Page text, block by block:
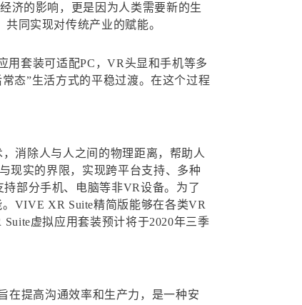
济的影响，更是因为人类需要新的生
同实现对传统产业的赋能。
用套装可适配PC，VR头显和手机等多
态”生活方式的平稳过渡。在这个过程
消除人与人之间的物理距离，帮助人
现实的界限，实现跨平台支持、多种
部分手机、电脑等非VR设备。为了
VIVE XR Suite精简版能够在各类VR
虚拟应用套装预计将于2020年三季
在提高沟通效率和生产力，是一种安